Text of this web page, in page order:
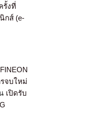
รั้งที่
กส์ (e-
จบใหม่
เปิดรับ